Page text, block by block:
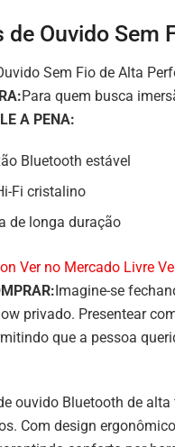
de Ouvido Sem
Para quem busca
A PENA:
Bluetooth estável
Fi cristalino
de longa duração
Ver no Mercado Livre
Imagine-se
privado. Presentear
que a pessoa
ouvido Bluetooth de
Com design